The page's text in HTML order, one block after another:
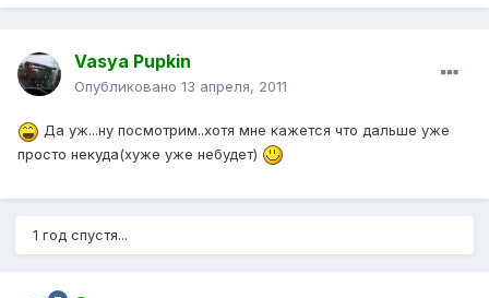
Vasya Pupkin
Опубликовано 13 апреля, 2011
Да уж...ну посмотрим..хотя мне кажется что дальше уже
просто некуда(хуже уже небудет)
1 год спустя...